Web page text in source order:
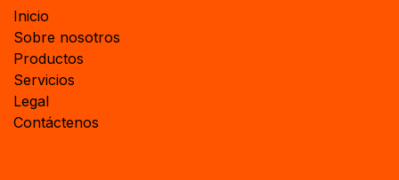
Inicio
Sobre nosotros
Productos
Servicios
Legal
Contáctenos